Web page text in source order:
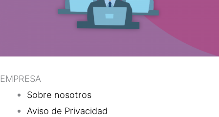
EMPRESA
Sobre nosotros
Aviso de Privacidad